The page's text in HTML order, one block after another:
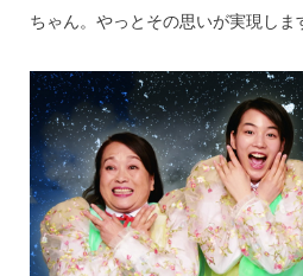
ちゃん。やっとその思いが実現しま